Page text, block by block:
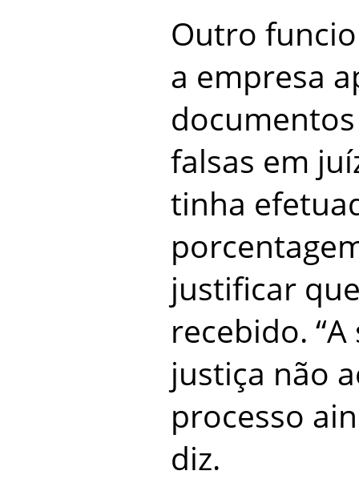
Outro
a empresa
falsas em
tinha
justificar
recebido.
justiça não
processo
diz.